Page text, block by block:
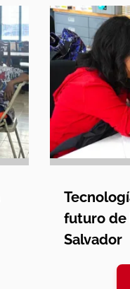
futuro de
Salvador